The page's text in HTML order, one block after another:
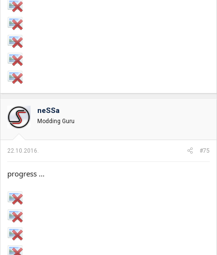
neSSa
Modding Guru
22.10.2016. #75
progress ...